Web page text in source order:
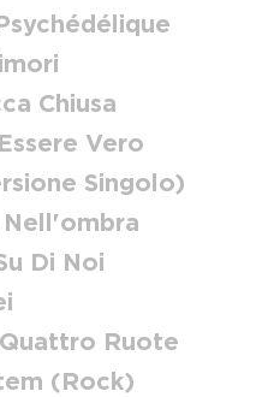
Chiusa
Vero
Singolo)
Nell'ombra
Di Noi
Ruote
(Rock)